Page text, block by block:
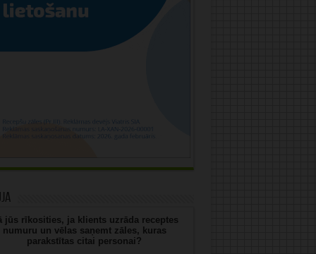
jūs rīkosities, ja klients uzrāda receptes
numuru un vēlas saņemt zāles, kuras
parakstītas citai personai?